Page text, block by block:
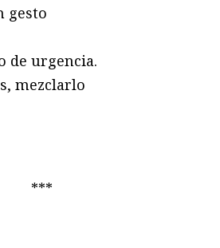
gesto
de urgencia.
mezclarlo
***